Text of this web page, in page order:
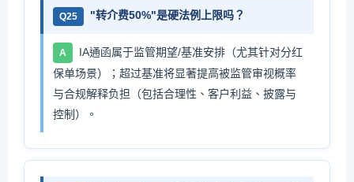
Q25 "转介费50%"是硬法例上限吗？
A
IA通函属于监管期望/基准安排（尤其针对分红
保单场景）；超过基准将显著提高被监管审视概率
与合规解释负担（包括合理性、客户利益、披露与
控制）。